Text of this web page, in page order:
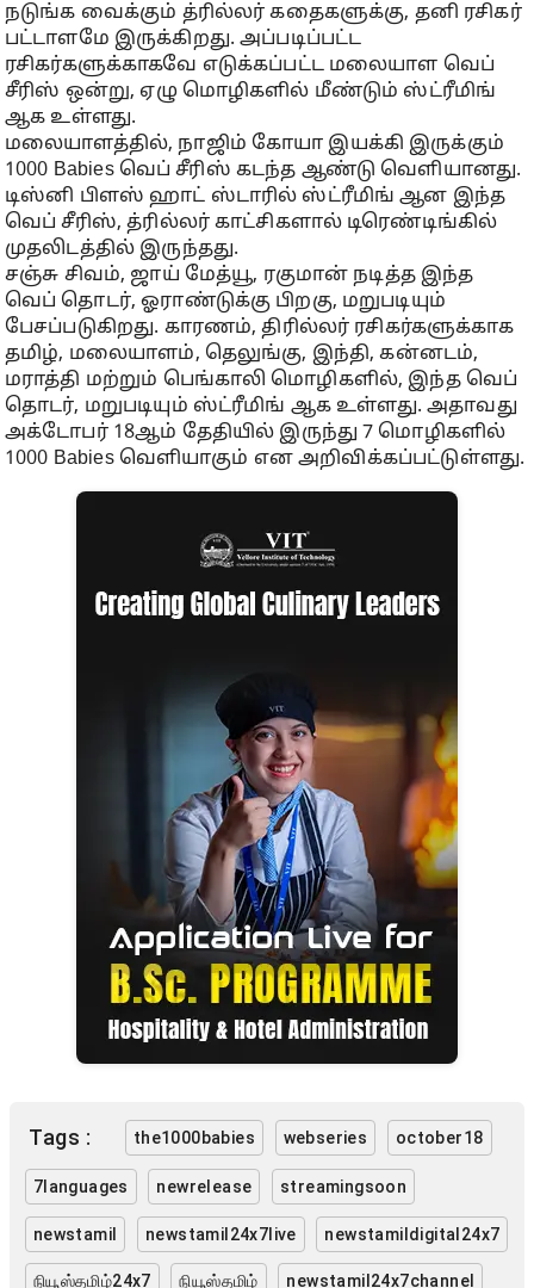
நடுங்க வைக்கும் த்ரில்லர் கதைகளுக்கு, தனி ரசிகர்
பட்டாளமே இருக்கிறது. அப்படிப்பட்ட
ரசிகர்களுக்காகவே எடுக்கப்பட்ட மலையாள வெப்
சீரிஸ் ஒன்று, ஏழு மொழிகளில் மீண்டும் ஸ்ட்ரீமிங்
ஆக உள்ளது.
மலையாளத்தில், நாஜிம் கோயா இயக்கி இருக்கும்
1000 Babies வெப் சீரிஸ் கடந்த ஆண்டு வெளியானது.
டிஸ்னி பிளஸ் ஹாட் ஸ்டாரில் ஸ்ட்ரீமிங் ஆன இந்த
வெப் சீரிஸ், த்ரில்லர் காட்சிகளால் டிரெண்டிங்கில்
முதலிடத்தில் இருந்தது.
சஞ்சு சிவம், ஜாய் மேத்யூ, ரகுமான் நடித்த இந்த
வெப் தொடர், ஓராண்டுக்கு பிறகு, மறுபடியும்
பேசப்படுகிறது. காரணம், திரில்லர் ரசிகர்களுக்காக
தமிழ், மலையாளம், தெலுங்கு, இந்தி, கன்னடம்,
மராத்தி மற்றும் பெங்காலி மொழிகளில், இந்த வெப்
தொடர், மறுபடியும் ஸ்ட்ரீமிங் ஆக உள்ளது. அதாவது
அக்டோபர் 18ஆம் தேதியில் இருந்து 7 மொழிகளில்
1000 Babies வெளியாகும் என அறிவிக்கப்பட்டுள்ளது.
Tags : the1000babies webseries october18
7languages newrelease streamingsoon
newstamil newstamil24x7live newstamildigital24x7
நியூஸ்தமிழ்24x7 நியூஸ்தமிழ் newstamil24x7channel